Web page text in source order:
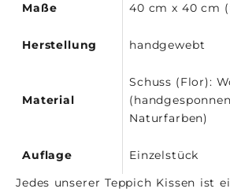
Maße 40 cm x 40 cm
Herstellung handgewebt
Material
Schuss (Flor):
Naturfarben)
Auflage
Einzelstück
Jedes unserer Teppich Kissen ist